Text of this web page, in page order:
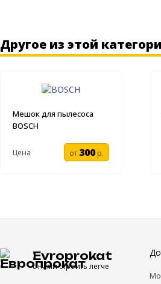
Другое из этой
Мешок для пылесоса
BOSCH
Цена от 300р.
Evroprokat
с нами строить легче